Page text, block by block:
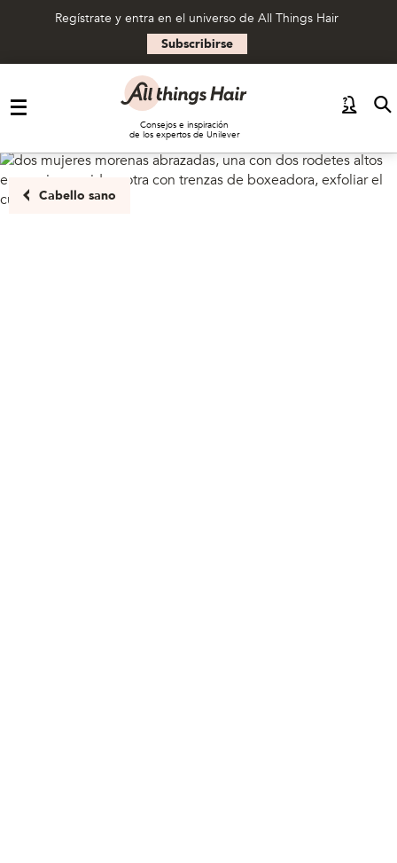
Saltar al contenido
Regístrate y entra en el universo de All Things Hair
Subscribirse
Consejos e inspiración
de los expertos de Unilever
Cabello sano